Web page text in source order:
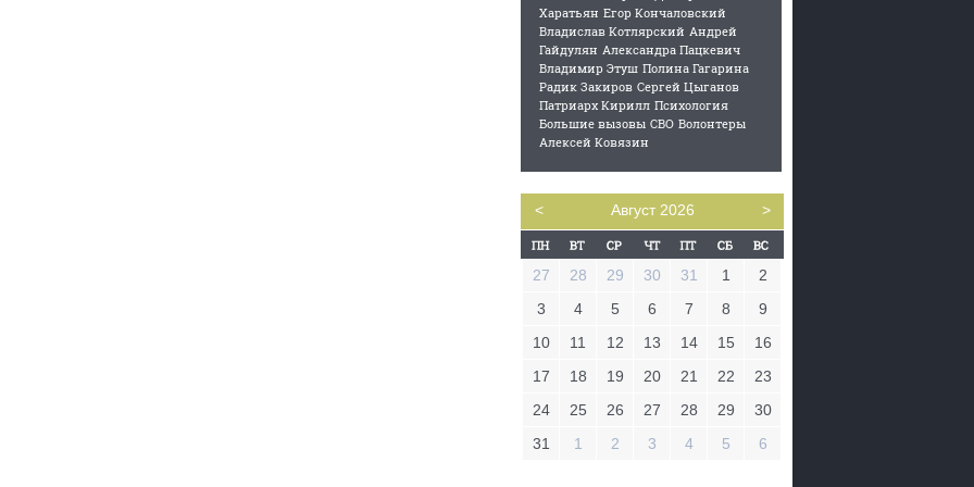
Харатьян Егор Кончаловский
Владислав Котлярский Андрей
Гайдулян Александра Пацкевич
Владимир Этуш Полина Гагарина
Радик Закиров Сергей Цыганов
Патриарх Кирилл Психология
Большие вызовы СВО Волонтеры
Алексей Ковязин
< Август 2026 >
27 28 29 30 31 1
2
3
4 5 6 7 8
9
10
11 12 13 14 15
16
17
18 19 20 21 22
23
24
25 26 27 28 29
30
31
1 2 3 4 5 6